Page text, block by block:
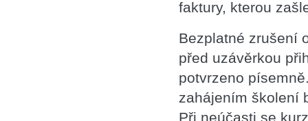
faktury, kterou
Bezplatné zrušení
před uzávěrkou
potvrzeno
zahájením školení
Při neúčasti se